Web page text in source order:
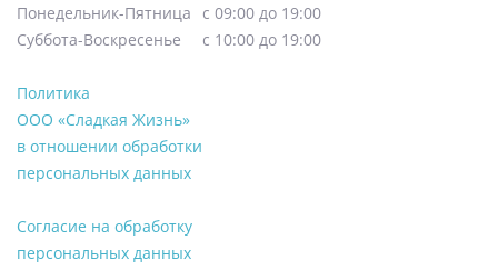
Понедельник-Пятница
с 09:00 до 19:00
Суббота-Воскресенье
с 10:00 до 19:00
Политика
ООО «Сладкая Жизнь»
в отношении обработки
персональных данных
Согласие на обработку
персональных данных